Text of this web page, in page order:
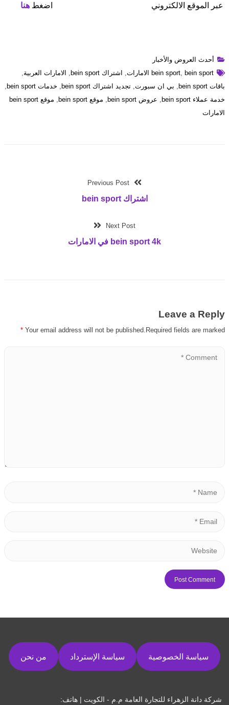
عبر الموقع الالكتروني
اضغط هنا
أحدث العروض والأخبار
bein sport, bein sport الامارات اشتراك bein sport الامارات العربية
باقات bein sport
بي ان سبورت تجديد اشتراك bein sport خدمات bein sport
خدمة عملاء bein sport
عروض bein sport موقع bein sport
موقع bein sport
الامارات
Previous Post
اشتراك bein sport
Next Post
bein sport 4k في الامارات
Leave a Reply
Your email address will not be published.Required fields are marked
*
سياسة الخصوصية سياسة الإسترداد من نحن
شركة دانة الزهراء للتجارة العامة م.م - الكويت | هاتف: